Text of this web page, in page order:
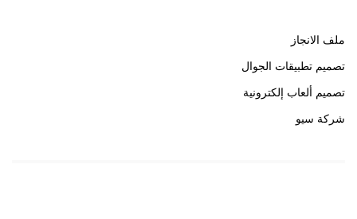
ملف الانجاز
تصميم تطبيقات الجوال
تصميم ألعاب إلكترونية
شركة سيو